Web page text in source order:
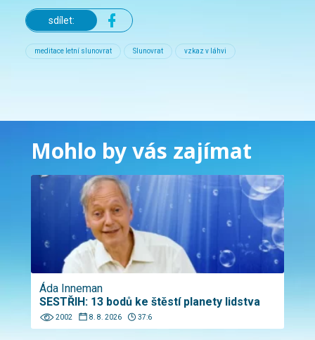
sdílet:
meditace letní slunovrat Slunovrat vzkaz v láhvi
Mohlo by vás zajímat
Áda Inneman
SESTŘIH: 13 bodů ke štěstí planety lidstva
2002 8. 8. 2026 37:6